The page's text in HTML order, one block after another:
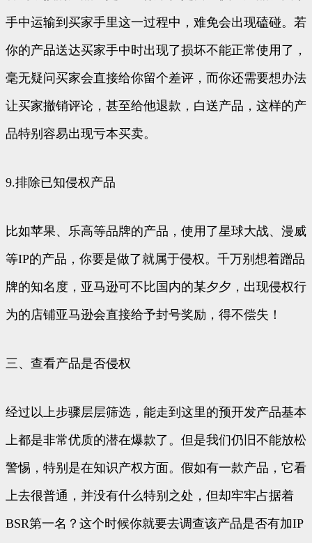
手中运输到买家手里这一过程中，难免会出现磕碰。若
你的产品送达买家手中时出现了损坏不能正常使用了，
毫无疑问买家会直接给你留个差评，而你还需要想办法
让买家撤销评论，甚至给他退款，白送产品，这样的产
品特别容易出现亏本买卖。
9.排除已知侵权产品
比如苹果、乐高等品牌的产品，使用了星球大战、漫威
等IP的产品，你要是做了就属于侵权。千万别想着蹭品
牌的知名度，亚马逊可不比国内的某夕夕，出现侵权行
为的店铺亚马逊会直接给予封号奖励，得不偿失！
三、查看产品是否侵权
经过以上步骤层层筛选，能走到这里的预开发产品基本
上都是非常优质的潜在爆款了。但是我们仍旧不能放松
警惕，特别是在知识产权方面。假如有一款产品，它看
上去很普通，并没有什么特别之处，但却牢牢占据着
BSR第一名？这个时候你就要去调查该产品是否有加IP